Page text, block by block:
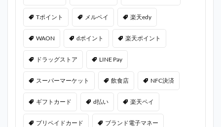
Tポイント メルペイ 楽天edy
WAON dポイント 楽天ポイント
ドラッグストア LINE Pay
スーパーマーケット 飲食店 NFC決済
ギフトカード d払い 楽天ペイ
プリペイドカード ブランド電子マネー